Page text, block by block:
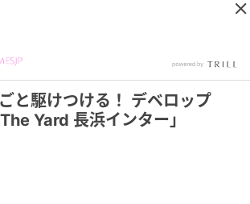
と駆けつける！ デベロップ
Yard 長浜インター」